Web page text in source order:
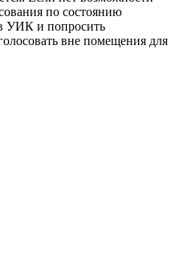
по состоянию
УИК и попросить
вне помещения для